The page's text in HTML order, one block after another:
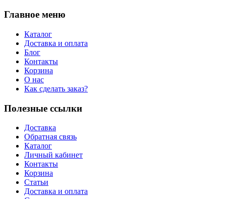
Главное меню
Каталог
Доставка и оплата
Блог
Контакты
Корзина
О нас
Как сделать заказ?
Полезные ссылки
Доставка
Обратная связь
Каталог
Личный кабинет
Контакты
Корзина
Статьи
Доставка и оплата